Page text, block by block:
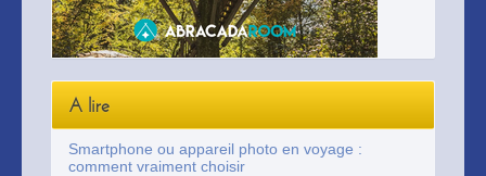
A lire
Smartphone ou appareil photo en voyage :
comment vraiment choisir